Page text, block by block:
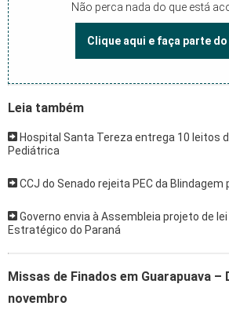
Não perca nada do que está
Clique aqui e faça parte
Leia também
Hospital Santa Tereza entrega 10 leitos
Pediátrica
CCJ do Senado rejeita PEC da Blindagem
Governo envia à Assembleia projeto de
Estratégico do Paraná
Missas de Finados em Guarapuava –
novembro